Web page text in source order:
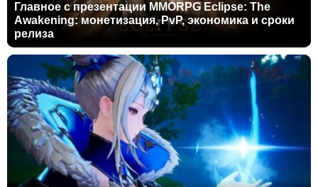
Главное с презентации MMORPG Eclipse: The
Awakening: монетизация, PvP, экономика и сроки
релиза